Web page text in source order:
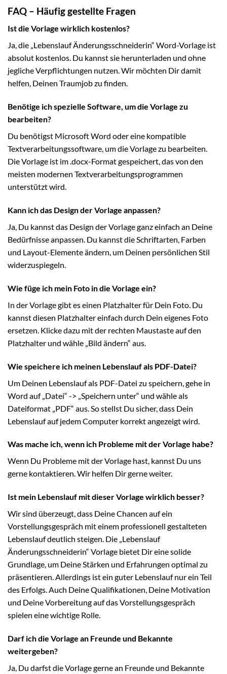
FAQ – Häufig gestellte Fragen
Ist die Vorlage wirklich kostenlos?
Ja, die „Lebenslauf Änderungsschneiderin“ Word-Vorlage ist
absolut kostenlos. Du kannst sie herunterladen und ohne
jegliche Verpflichtungen nutzen. Wir möchten Dir damit
helfen, Deinen Traumjob zu finden.
Benötige ich spezielle Software, um die Vorlage zu
bearbeiten?
Du benötigst Microsoft Word oder eine kompatible
Textverarbeitungssoftware, um die Vorlage zu bearbeiten.
Die Vorlage ist im .docx-Format gespeichert, das von den
meisten modernen Textverarbeitungsprogrammen
unterstützt wird.
Kann ich das Design der Vorlage anpassen?
Ja, Du kannst das Design der Vorlage ganz einfach an Deine
Bedürfnisse anpassen. Du kannst die Schriftarten, Farben
und Layout-Elemente ändern, um Deinen persönlichen Stil
widerzuspiegeln.
Wie füge ich mein Foto in die Vorlage ein?
In der Vorlage gibt es einen Platzhalter für Dein Foto. Du
kannst diesen Platzhalter einfach durch Dein eigenes Foto
ersetzen. Klicke dazu mit der rechten Maustaste auf den
Platzhalter und wähle „Bild ändern“ aus.
Wie speichere ich meinen Lebenslauf als PDF-Datei?
Um Deinen Lebenslauf als PDF-Datei zu speichern, gehe in
Word auf „Datei“ -> „Speichern unter“ und wähle als
Dateiformat „PDF“ aus. So stellst Du sicher, dass Dein
Lebenslauf auf jedem Computer korrekt angezeigt wird.
Was mache ich, wenn ich Probleme mit der Vorlage habe?
Wenn Du Probleme mit der Vorlage hast, kannst Du uns
gerne kontaktieren. Wir helfen Dir gerne weiter.
Ist mein Lebenslauf mit dieser Vorlage wirklich besser?
Wir sind überzeugt, dass Deine Chancen auf ein
Vorstellungsgespräch mit einem professionell gestalteten
Lebenslauf deutlich steigen. Die „Lebenslauf
Änderungsschneiderin“ Vorlage bietet Dir eine solide
Grundlage, um Deine Stärken und Erfahrungen optimal zu
präsentieren. Allerdings ist ein guter Lebenslauf nur ein Teil
des Erfolgs. Auch Deine Qualifikationen, Deine Motivation
und Deine Vorbereitung auf das Vorstellungsgespräch
spielen eine wichtige Rolle.
Darf ich die Vorlage an Freunde und Bekannte
weitergeben?
Ja, Du darfst die Vorlage gerne an Freunde und Bekannte